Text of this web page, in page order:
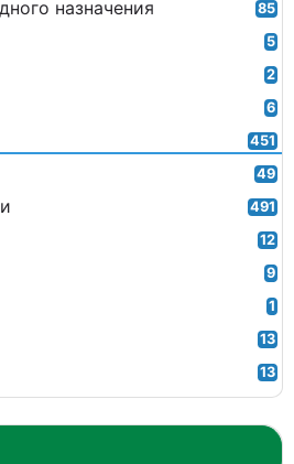
назначения 85
5
2
6
451
49
491
12
9
1
13
13